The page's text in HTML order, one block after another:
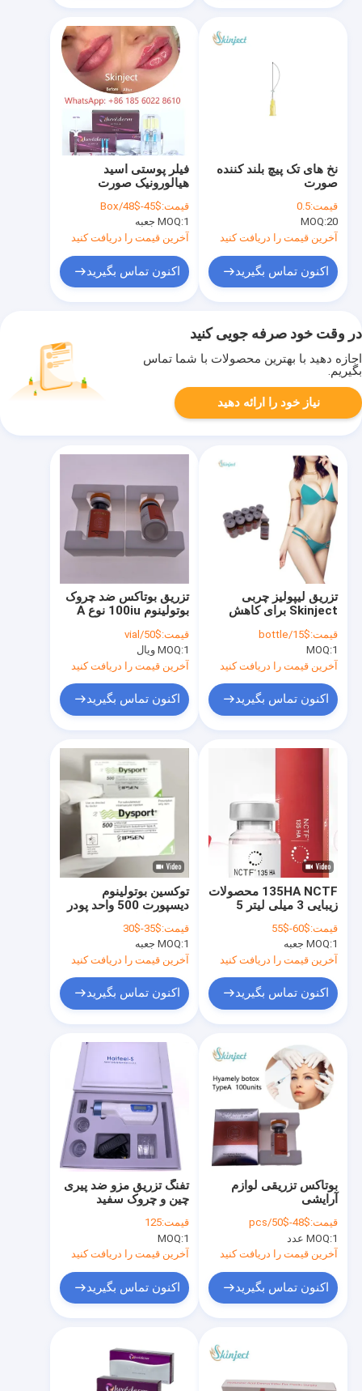
صفحه اصلی
محصولات
با ما تماس بگیرید
Shopping Online
فیلر پوستی اسید
هیالورونیک صورت
قیمت:$45-$48/Box
MOQ:1 جعبه
آخرین قیمت را دریافت کنید
اکنون تماس بگیرید
نخ های تک پیچ بلند کننده
صورت
قیمت:0.5
MOQ:20
آخرین قیمت را دریافت کنید
اکنون تماس بگیرید
در وقت خود صرفه جویی کنید
اجازه دهید با بهترین محصولات با شما تماس
بگیریم.
نیاز خود را ارائه دهید
تزریق بوتاکس ضد چروک
بوتولینوم 100iu نوع A
قیمت:$50/vial
MOQ:1 ویال
آخرین قیمت را دریافت کنید
اکنون تماس بگیرید
تزریق لیپولیز چربی
Skinject برای کاهش
قیمت:$15/bottle
MOQ:1
آخرین قیمت را دریافت کنید
اکنون تماس بگیرید
توکسین بوتولینوم
دیسپورت 500 واحد پودر
قیمت:$35-$30
MOQ:1 جعبه
آخرین قیمت را دریافت کنید
اکنون تماس بگیرید
135HA NCTF محصولات
زیبایی 3 میلی لیتر 5
صورت
قیمت:$60-$55
MOQ:1 جعبه
آخرین قیمت را دریافت کنید
اکنون تماس بگیرید
تفنگ تزریق مزو ضد پیری
چین و چروک سفید
قیمت:125
MOQ:1
آخرین قیمت را دریافت کنید
اکنون تماس بگیرید
بوتاکس تزریقی لوازم
آرایشی
قیمت:$48-$50/pcs
MOQ:1 عدد
آخرین قیمت را دریافت کنید
اکنون تماس بگیرید